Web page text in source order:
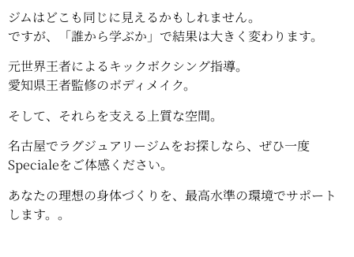
ジムはどこも同じに見えるかもしれません。
ですが、「誰から学ぶか」で結果は大きく変わります。
元世界王者によるキックボクシング指導。
愛知県王者監修のボディメイク。
そして、それらを支える上質な空間。
名古屋でラグジュアリージムをお探しなら、ぜひ一度
Specialeをご体感ください。
あなたの理想の身体づくりを、最高水準の環境でサポート
します。 。